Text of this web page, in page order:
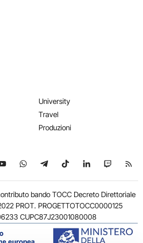
University
Travel
Produzioni
su X su YouTube
Seguici su WhatsApp
Seguici su Telegram
Seguici su TikTok
Seguici su
Seguici
bando TOCC Decreto Direttoriale
PROT. PROGETTOTOCC0000125
CUPC87J23001080008